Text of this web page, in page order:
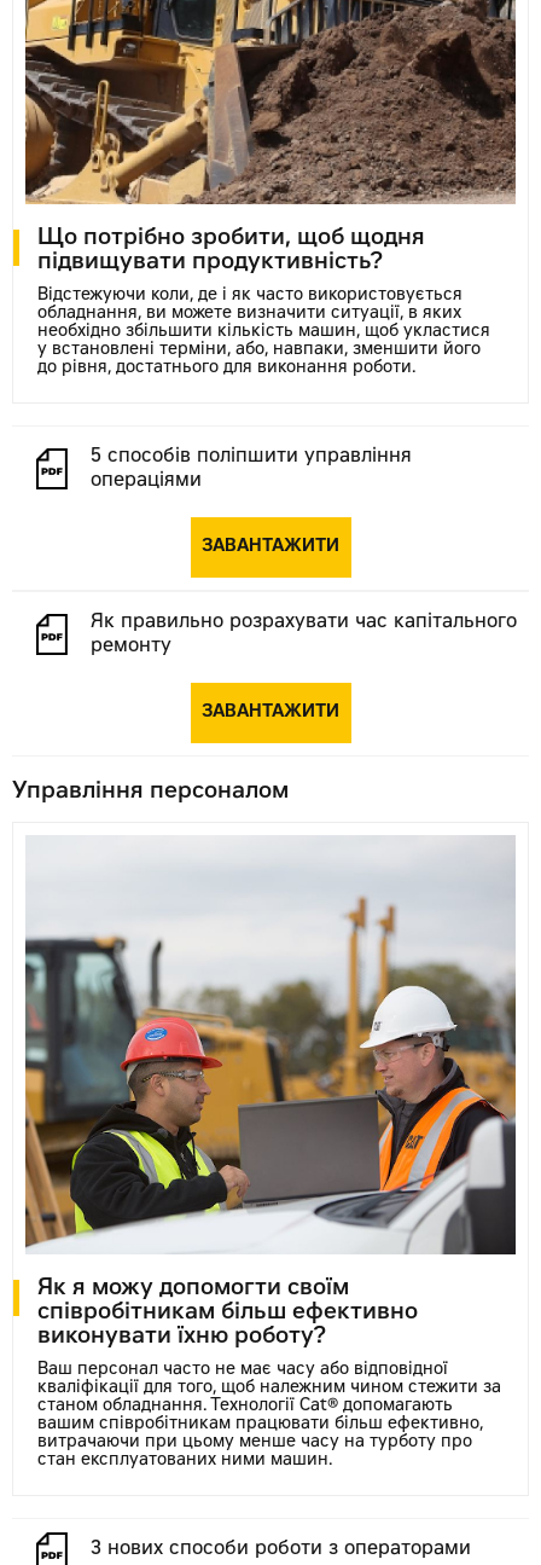
Що потрібно зробити, щоб щодня
підвищувати продуктивність?
Відстежуючи коли, де і як часто використовується
обладнання, ви можете визначити ситуації, в яких
необхідно збільшити кількість машин, щоб укластися
у встановлені терміни, або, навпаки, зменшити його
до рівня, достатнього для виконання роботи.
5 способів поліпшити управління
операціями
ЗАВАНТАЖИТИ
Як правильно розрахувати час капітального
ремонту
ЗАВАНТАЖИТИ
Управління персоналом
Як я можу допомогти своїм
співробітникам більш ефективно
виконувати їхню роботу?
Ваш персонал часто не має часу або відповідної
кваліфікації для того, щоб належним чином стежити за
станом обладнання. Технології Cat® допомагають
вашим співробітникам працювати більш ефективно,
витрачаючи при цьому менше часу на турботу про
стан експлуатованих ними машин.
3 нових способи роботи з операторами